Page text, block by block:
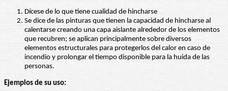
Dícese de lo que tiene cualidad de hincharse
Se dice de las pinturas que tienen la capacidad de hincharse al
calentarse creando una capa aislante alrededor de los elementos
que recubren; se aplican principalmente sobre diversos
elementos estructurales para protegerlos del calor en caso de
incendio y prolongar el tiempo disponible para la huida de las
personas.
Ejemplos de su uso: